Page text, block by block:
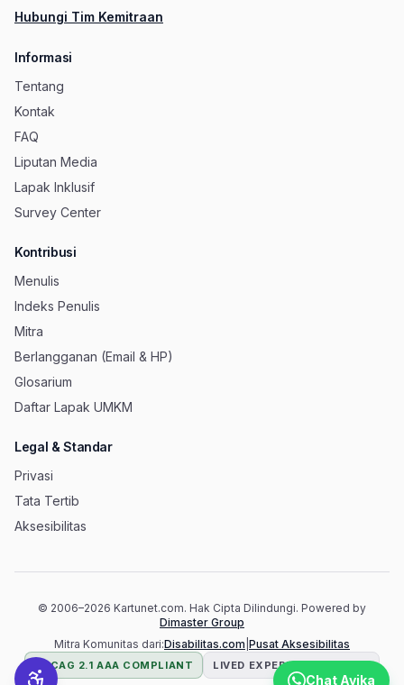
Hubungi Tim Kemitraan
Informasi
Tentang
Kontak
FAQ
Liputan Media
Lapak Inklusif
Survey Center
Kontribusi
Menulis
Indeks Penulis
Mitra
Berlangganan (Email & HP)
Glosarium
Daftar Lapak UMKM
Legal & Standar
Privasi
Tata Tertib
Aksesibilitas
© 2006–2026 Kartunet.com. Hak Cipta Dilindungi. Powered by
Dimaster Group
Mitra Komunitas dari:Disabilitas.com Pusat Aksesibilitas
WCAG 2.1 AAA COMPLIANT LIVED EXPERIENCE TESTED
Chat Avika